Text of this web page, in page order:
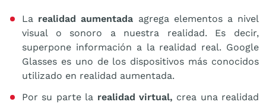
La realidad aumentada agrega elementos a nivel
visual o sonoro a nuestra realidad. Es decir,
superpone información a la realidad real. Google
Glasses es uno de los dispositivos más conocidos
utilizado en realidad aumentada.
Por su parte la realidad virtual, crea una realidad